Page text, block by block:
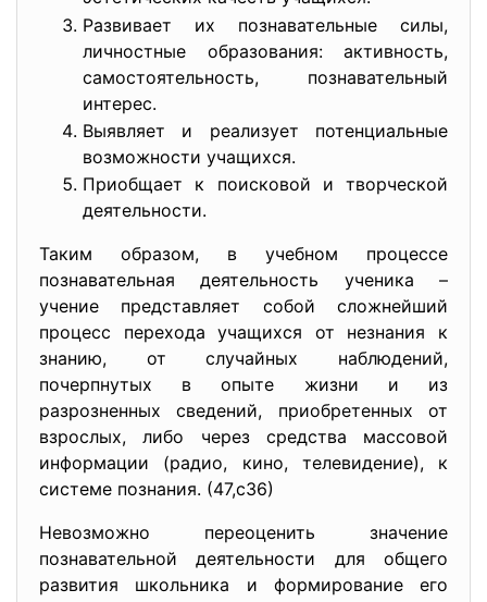
Развивает их познавательные силы,
личностные образования: активность,
самостоятельность, познавательный
интерес.
Выявляет и реализует потенциальные
возможности учащихся.
Приобщает к поисковой и творческой
деятельности.
Таким образом, в учебном процессе
познавательная деятельность ученика –
учение представляет собой сложнейший
процесс перехода учащихся от незнания к
знанию, от случайных наблюдений,
почерпнутых в опыте жизни и из
разрозненных сведений, приобретенных от
взрослых, либо через средства массовой
информации (радио, кино, телевидение), к
системе познания. (47,с36)
Невозможно переоценить значение
познавательной деятельности для общего
развития школьника и формирование его